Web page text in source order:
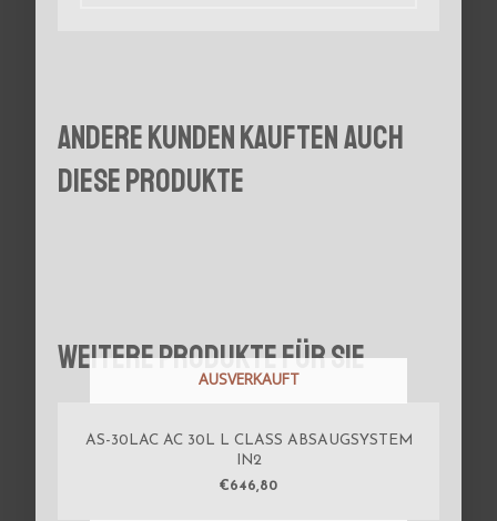
Andere Kunden kauften auch
diese Produkte
Weitere Produkte für Sie
AUSVERKAUFT
AS-30LAC AC 30L L CLASS ABSAUGSYSTEM
IN2
€646,80